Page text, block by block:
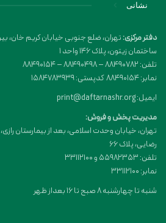
نشانی
دفتر مرکزی:تهران، ضلع جنوبی خیابان کریم خان،
ساختمان زیتون، پلاک 146 واحد 1
تلفن: 88490782 – 88490498 – 88490154
نمابر: 88490154 کدپستی: 1584783939
ایمیل: print@daftarnashr.org
مدیریت پخش و فروش:
تهران، خیابان وحدت اسلامی، بعد از بیمارستان
رضایی، پلاک ۶۶
تلفن: 55982353 و 33112100
نمابر: 33112100
شنبه تا چهارشنبه 8 صبح تا 16 بعداز ظهر